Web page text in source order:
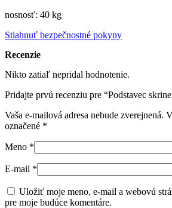
nosnosť: 40 kg
Stiahnuť bezpečnostné pokyny
Recenzie
Nikto zatiaľ nepridal hodnotenie.
Pridajte prvú recenziu pre “Podstavec
Vaša e-mailová adresa nebude zverejnená.
označené *
Meno *
E-mail *
Uložiť moje meno, e-mail a webovú
pre moje budúce komentáre.